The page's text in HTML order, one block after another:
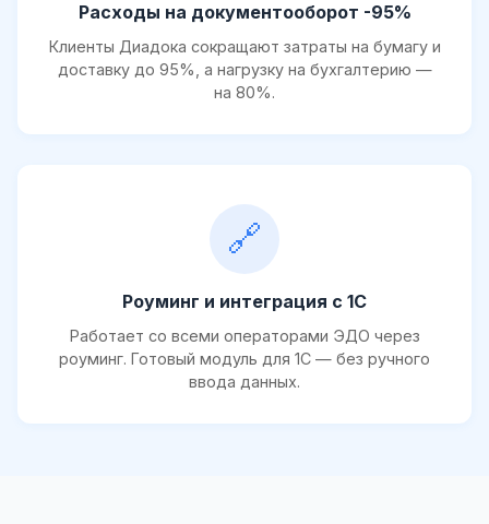
Расходы на документооборот -95%
Клиенты Диадока сокращают затраты на бумагу и
доставку до 95%, а нагрузку на бухгалтерию —
на 80%.
🔗
Роуминг и интеграция с 1С
Работает со всеми операторами ЭДО через
роуминг. Готовый модуль для 1С — без ручного
ввода данных.